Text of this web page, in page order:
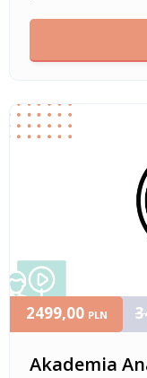
Akademia
2499,00 PLN